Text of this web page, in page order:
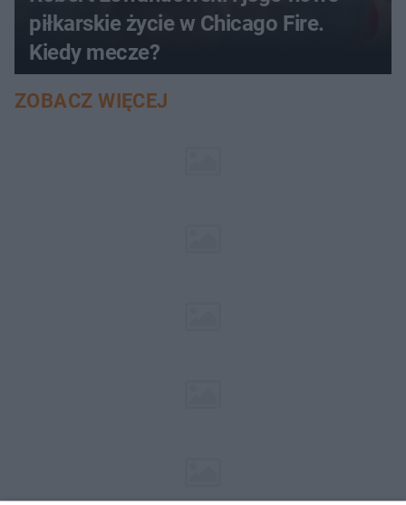
piłkarskie życie w Chicago Fire.
Kiedy mecze?
ZOBACZ WIĘCEJ